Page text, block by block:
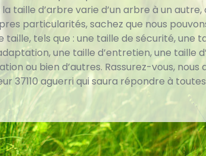
taille d’arbre varie d’un arbre à un
particularités, sachez que nous
taille, tels que : une taille de sécurité, une
une taille d’entretien, une taille
ou bien d’autres. Rassurez-vous, nous
37110 aguerri qui saura répondre à